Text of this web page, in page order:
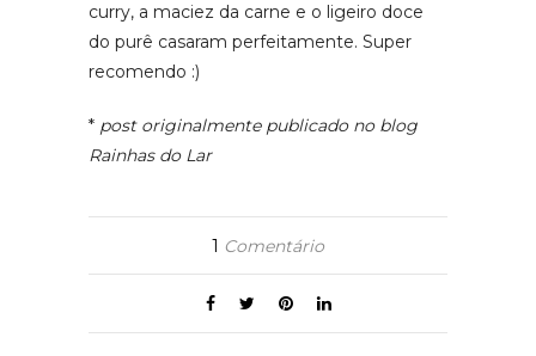
curry, a maciez da carne e o ligeiro doce
do purê casaram perfeitamente. Super
recomendo :)
* post originalmente publicado no blog
Rainhas do Lar
1 Comentário